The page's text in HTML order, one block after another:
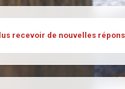
recevoir de nouvelles